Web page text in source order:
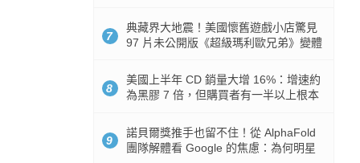
7
典藏界大地震！美國懷舊遊戲小店驚見
97 片未公開版《超級瑪利歐兄弟》變體
8
美國上半年 CD 銷量大增 16%：增速約
為黑膠 7 倍，但購買者有一半以上根本
9
諾貝爾獎推手也留不住！從 AlphaFold
團隊解體看 Google 的焦慮：為何明星